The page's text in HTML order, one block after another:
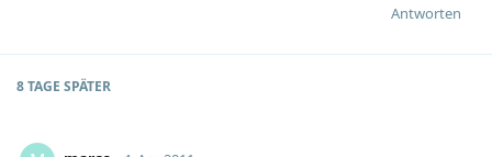
Antworten
8 TAGE SPÄTER